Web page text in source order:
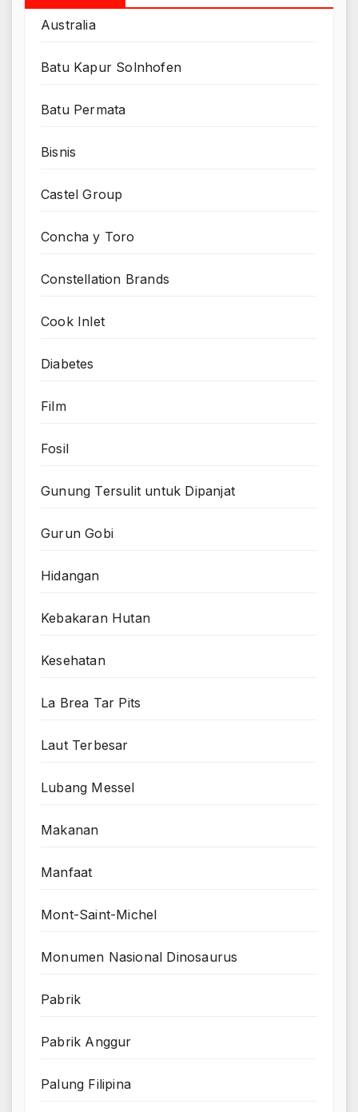
Australia
Batu Kapur Solnhofen
Batu Permata
Bisnis
Castel Group
Concha y Toro
Constellation Brands
Cook Inlet
Diabetes
Film
Fosil
Gunung Tersulit untuk Dipanjat
Gurun Gobi
Hidangan
Kebakaran Hutan
Kesehatan
La Brea Tar Pits
Laut Terbesar
Lubang Messel
Makanan
Manfaat
Mont-Saint-Michel
Monumen Nasional Dinosaurus
Pabrik
Pabrik Anggur
Palung Filipina